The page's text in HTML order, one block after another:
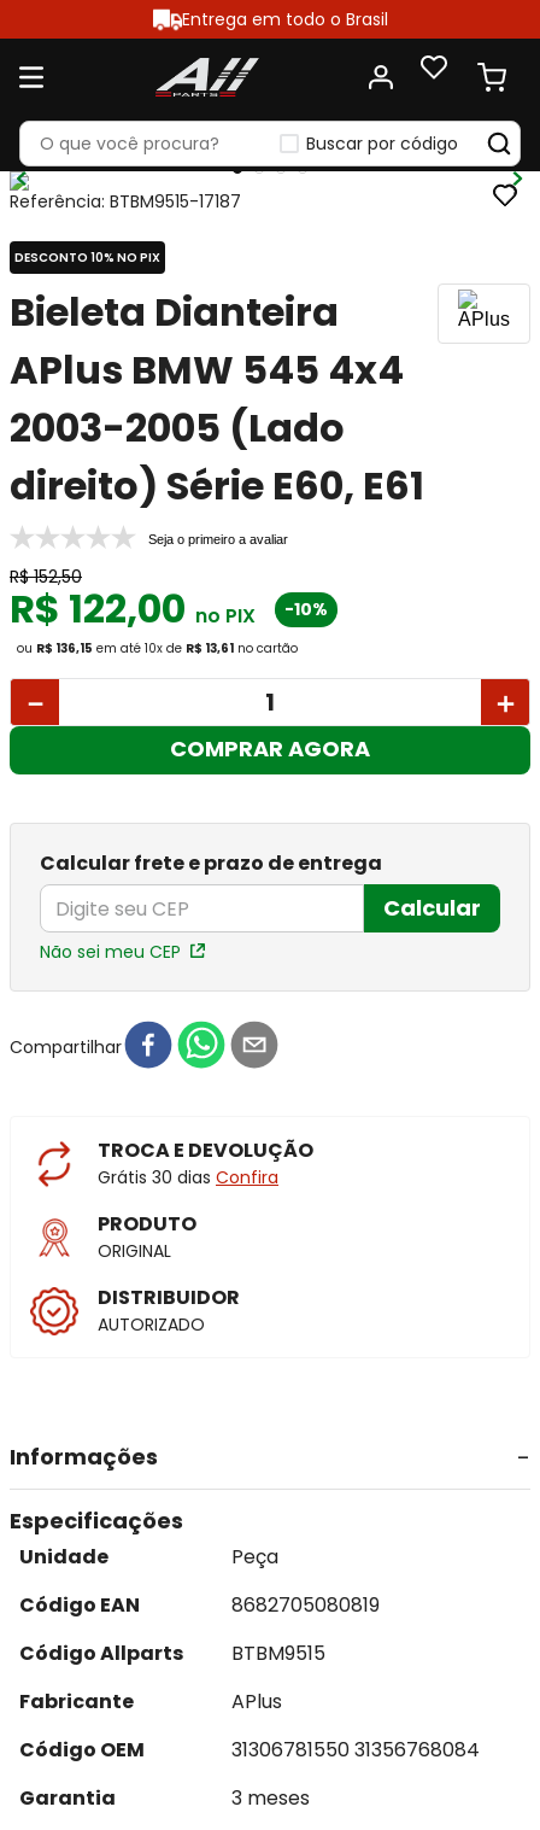
Entrega em todo o Brasil
Buscar por código
Referência: BTBM9515-17187
DESCONTO 10% NO PIX
Bieleta Dianteira
APlus BMW 545 4x4
2003-2005 (Lado
direito) Série E60, E61
Seja o primeiro a avaliar
R$ 152,50
R$ 122,00 no PIX -10%
ou R$ 136,15 em até 10x de R$ 13,61 no cartão
＋
－
COMPRAR AGORA
Calcular frete e prazo de entrega
Calcular
Não sei meu CEP
Compartilhar
TROCA E DEVOLUÇÃO
Grátis 30 dias Confira
PRODUTO
ORIGINAL
DISTRIBUIDOR
AUTORIZADO
Informações
Especificações
Unidade
Peça
Código EAN
8682705080819
Código Allparts
BTBM9515
Fabricante
APlus
Código OEM
31306781550 31356768084
Garantia
3 meses